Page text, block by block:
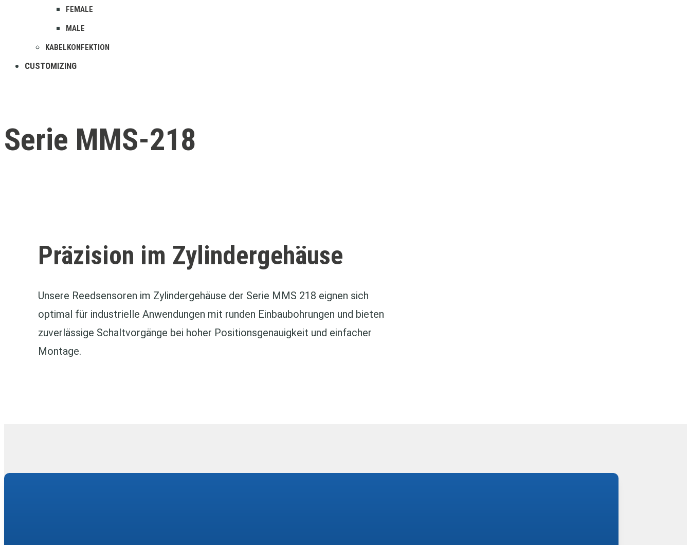
FEMALE
MALE
KABELKONFEKTION
CUSTOMIZING
Serie MMS-218
Präzision im Zylindergehäuse
Unsere Reedsensoren im Zylindergehäuse der Serie MMS 218 eignen sich
optimal für industrielle Anwendungen mit runden Einbaubohrungen und bieten
zuverlässige Schaltvorgänge bei hoher Positionsgenauigkeit und einfacher
Montage.